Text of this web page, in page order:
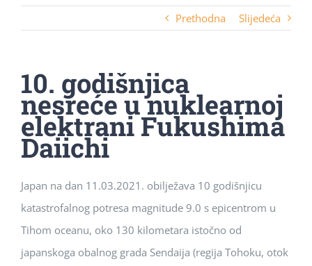
Prethodna Slijedeća
10. godišnjica
nesreće u nuklearnoj
elektrani Fukushima
Daiichi
Japan na dan 11.03.2021. obilježava 10 godišnjicu
katastrofalnog potresa magnitude 9.0 s epicentrom u
Tihom oceanu, oko 130 kilometara istočno od
japanskoga obalnog grada Sendaija (regija Tohoku, otok